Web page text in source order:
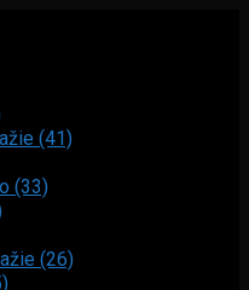
(41)
(33)
(26)